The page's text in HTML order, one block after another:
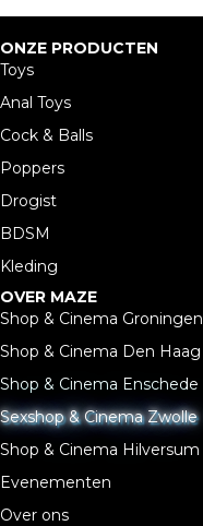
ONZE PRODUCTEN
Toys
Anal Toys
Cock & Balls
Poppers
Drogist
BDSM
Kleding
OVER MAZE
Shop & Cinema Groningen
Shop & Cinema Den Haag
Shop & Cinema Enschede
Sexshop & Cinema Zwolle
Shop & Cinema Hilversum
Evenementen
Over ons